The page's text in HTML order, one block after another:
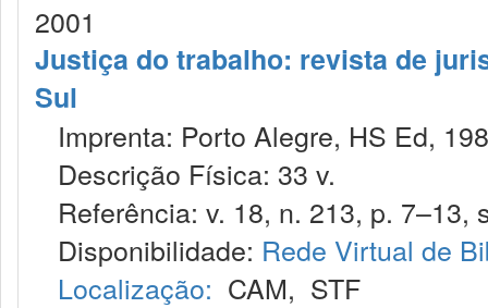
2001
Justiça do trabalho: revista de
Sul
Imprenta: Porto Alegre, HS Ed,
Descrição Física: 33 v.
Referência: v. 18, n. 213, p. 7–13,
Disponibilidade: Rede Virtual de
Localização: CAM, STF